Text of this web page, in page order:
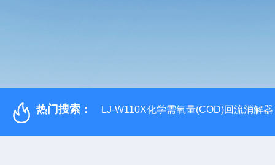
热门搜索： LJ-W110X化学需氧量(COD)回流消解器